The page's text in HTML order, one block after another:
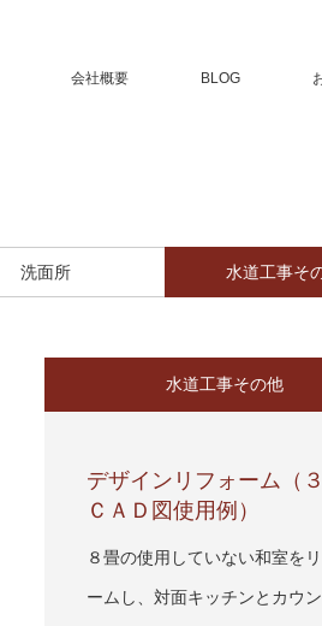
会社概要 BLOG
洗面所 水道工事そ
水道工事その他
デザインリフォーム（
ＣＡＤ図使用例）
８畳の使用していない和室を
ームし、対面キッチンとカウ